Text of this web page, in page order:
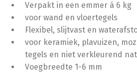
Verpakt in een emmer á 6 kg
voor wand en vloertegels
Flexibel, slijtvast en
voor keramiek, plavuizen,
tegels en niet verkleurend
Voegbreedte 1-6 mm